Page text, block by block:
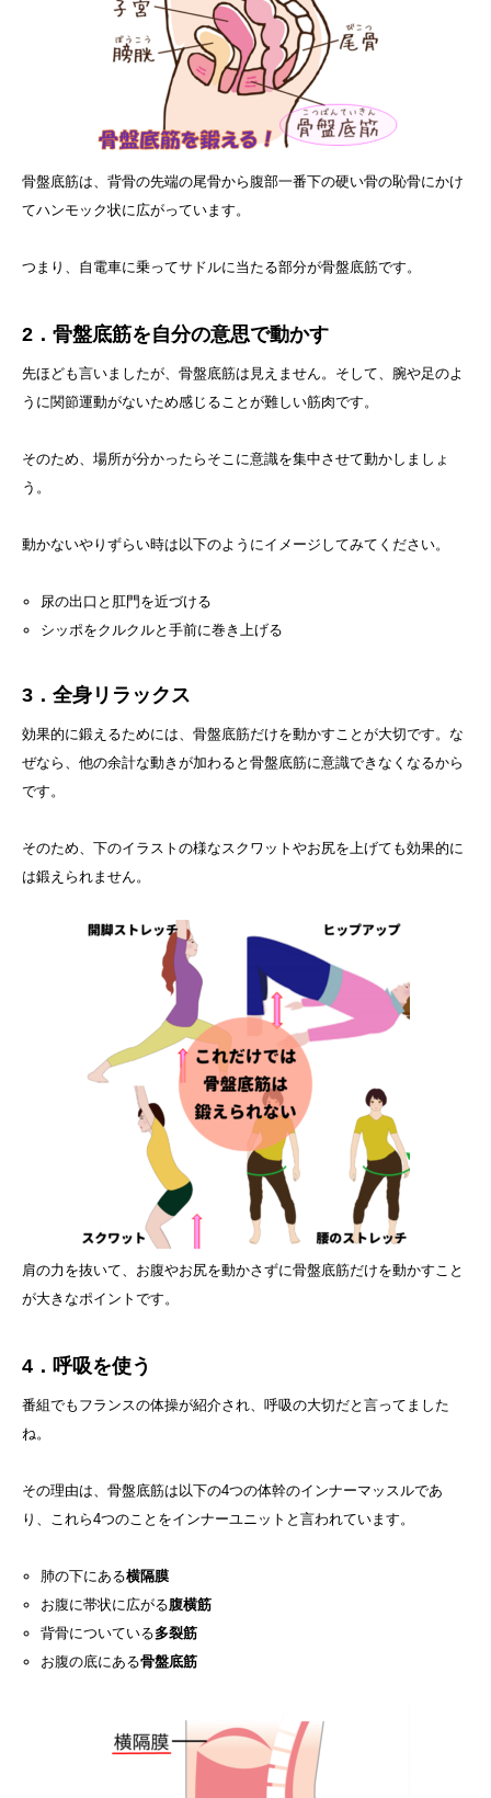
骨盤底筋は、背骨の先端の尾骨から腹部一番下の硬い骨の恥骨にかけ
てハンモック状に広がっています。
つまり、自電車に乗ってサドルに当たる部分が骨盤底筋です。
2．骨盤底筋を自分の意思で動かす
先ほども言いましたが、骨盤底筋は見えません。そして、腕や足のよ
うに関節運動がないため感じることが難しい筋肉です。
そのため、場所が分かったらそこに意識を集中させて動かしましょ
う。
動かないやりずらい時は以下のようにイメージしてみてください。
尿の出口と肛門を近づける
シッポをクルクルと手前に巻き上げる
3．全身リラックス
効果的に鍛えるためには、骨盤底筋だけを動かすことが大切です。な
ぜなら、他の余計な動きが加わると骨盤底筋に意識できなくなるから
です。
そのため、下のイラストの様なスクワットやお尻を上げても効果的に
は鍛えられません。
肩の力を抜いて、お腹やお尻を動かさずに骨盤底筋だけを動かすこと
が大きなポイントです。
4．呼吸を使う
番組でもフランスの体操が紹介され、呼吸の大切だと言ってました
ね。
その理由は、骨盤底筋は以下の4つの体幹のインナーマッスルであ
り、これら4つのことをインナーユニットと言われています。
肺の下にある横隔膜
お腹に帯状に広がる腹横筋
背骨についている多裂筋
お腹の底にある骨盤底筋